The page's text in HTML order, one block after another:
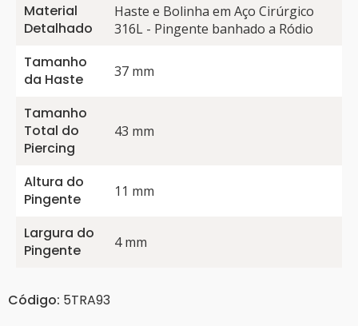
Material
Detalhado
Haste e Bolinha em Aço Cirúrgico
316L - Pingente banhado a Ródio
Tamanho
da Haste
37 mm
Tamanho
Total do
Piercing
43 mm
Altura do
Pingente
11 mm
Largura do
Pingente
4 mm
Código: 5TRA93